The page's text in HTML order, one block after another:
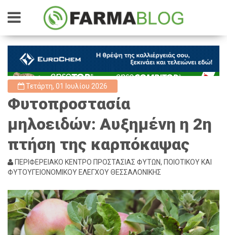
Τετάρτη, 01 Ιουλίου 2026
Φυτοπροστασία
μηλοειδών: Αυξημένη η 2η
πτήση της καρπόκαψας
ΠΕΡΙΦΕΡΕΙΑΚΟ ΚΕΝΤΡΟ ΠΡΟΣΤΑΣΙΑΣ ΦΥΤΩΝ, ΠΟΙΟΤΙΚΟΥ ΚΑΙ
ΦΥΤΟΥΓΕΙΟΝΟΜΙΚΟΥ ΕΛΕΓΧΟΥ ΘΕΣΣΑΛΟΝΙΚΗΣ